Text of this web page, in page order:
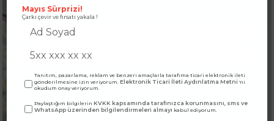
Mayıs Sürprizi!
Çarkı çevir ve fırsatı yakala !
Tanıtım, pazarlama, reklam ve benzeri amaçlarla tarafıma ticari elektronik ileti
gönderilmesine izin veriyorum.Elektronik Ticari İleti Aydınlatma Metni 'ni
okudum onay veriyorum.
Paylaştığım bilgilerinKVKK kapsamında tarafınızca korunmasını, sms ve
WhatsApp üzerinden bilgilendirmeleri almayı kabul ediyorum.